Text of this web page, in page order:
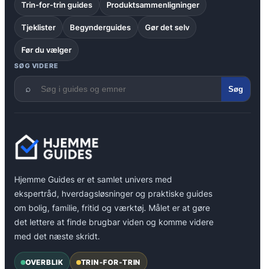
Trin-for-trin guides Produktsammenligninger
Tjeklister Begynderguides Gør det selv
Før du vælger
SØG VIDERE
⌕ Søg
Hjemme Guides er et samlet univers med
ekspertråd, hverdagsløsninger og praktiske guides
om bolig, familie, fritid og værktøj. Målet er at gøre
det lettere at finde brugbar viden og komme videre
med det næste skridt.
OVERBLIK TRIN-FOR-TRIN